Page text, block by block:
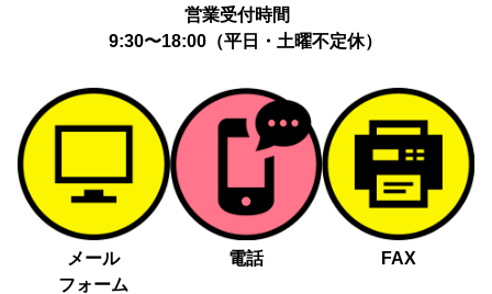
営業受付時間
9:30〜18:00（平日・土曜不定休）
メール
フォーム
電話 FAX